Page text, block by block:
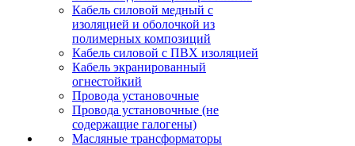
Кабель силовой медный с
изоляцией и оболочкой из
полимерных композиций
Кабель силовой с ПВХ изоляцией
Кабель экранированный
огнестойкий
Провода установочные
Провода установочные (не
содержащие галогены)
Масляные трансформаторы